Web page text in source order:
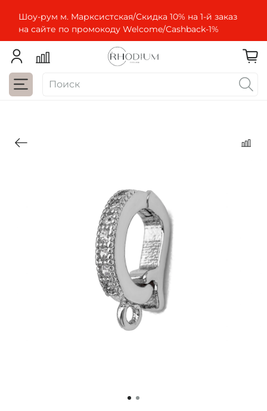
Шоу-рум м. Марксистская/Скидка 10% на 1-й заказ
на сайте по промокоду Welcome/Cashbaсk-1%